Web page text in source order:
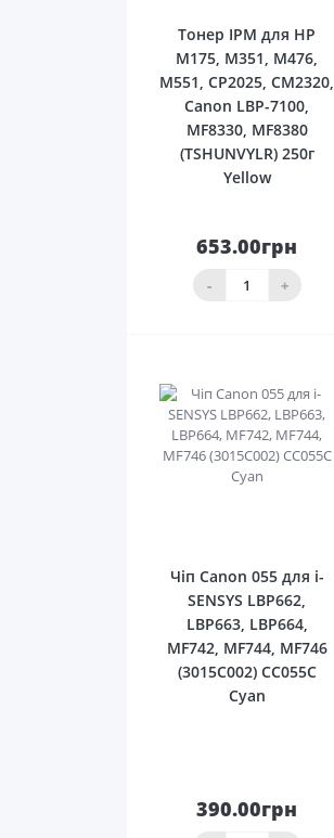
Тонер IPM для HP
M175, M351, M476,
M551, CP2025, CM2320,
Canon LBP-7100,
MF8330, MF8380
(TSHUNVYLR) 250г
Yellow
653.00грн
- +
До
кошика
Чіп Canon 055 для i-
SENSYS LBP662,
LBP663, LBP664,
MF742, MF744, MF746
(3015C002) CC055C
Cyan
390.00грнДо